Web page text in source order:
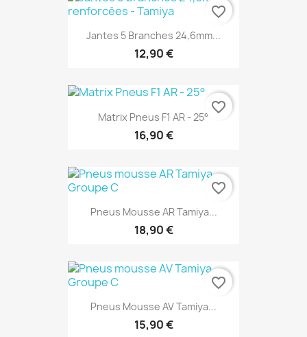
Jantes 5 Branches 24,6mm...
12,90 €
favorite_border
Matrix Pneus F1 AR - 25°
16,90 €
favorite_border
Pneus Mousse AR Tamiya...
18,90 €
favorite_border
Pneus Mousse AV Tamiya...
15,90 €
favorite_border